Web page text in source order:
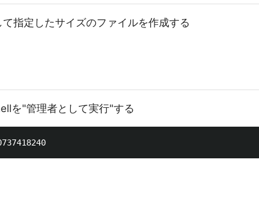
指定したサイズのファイルを作成する
を"管理者として実行"する